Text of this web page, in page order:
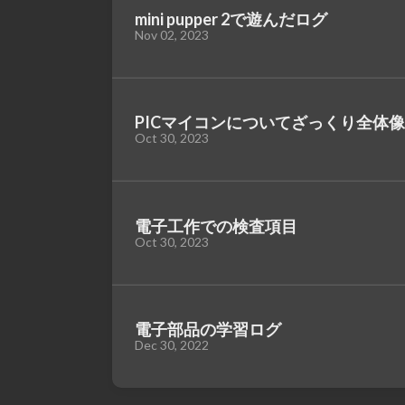
mini pupper 2で遊んだログ
Nov 02, 2023
PICマイコンについてざっくり全体
Oct 30, 2023
電子工作での検査項目
Oct 30, 2023
電子部品の学習ログ
Dec 30, 2022